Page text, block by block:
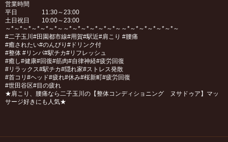
営業時間
平日 11:30～23:00
土日祝日 10:00～23:00
～*～*～*～*～*～*～～*～*～*～*～*～*～～*～*～*～*～*～*～
#二子玉川#田園都市線#用賀#駅近#肩こり #腰痛
#癒されたい#のんびり#ドリンク付
#整体 #リンパ#駅チカ#リフレッシュ
#癒し#健康#回復#筋肉#自律神経#疲労回復
#リラックス#駅チカ#隠れ家#ストレス発散
#首コリ#ヘッド#疲れ#休み#桜新町#疲労回復
#世田谷区#目の疲れ
★肩こり、腰痛なら二子玉川の【整体コンディショニング ヌサドゥア】マッ
サージ好きにも人気★